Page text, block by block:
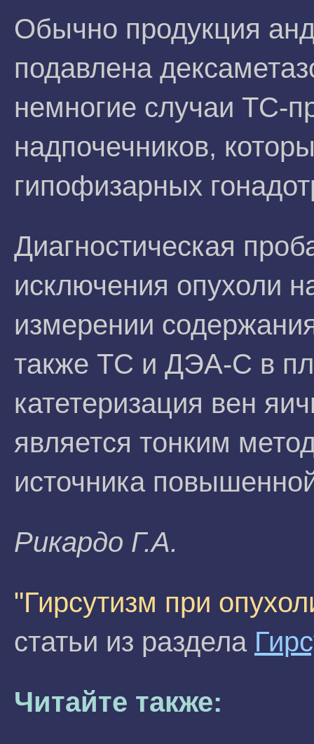
Обычно продукция
подавлена
немногие случаи ТС-
надпочечников,
гипофизарных
Диагностическая
исключения опухоли
измерении
также ТС и ДЭА-С в
катетеризация вен
является тонким
источника
Pикаpдo Г.A.
"Гирсутизм при
статьи из раздела
Читайте также: